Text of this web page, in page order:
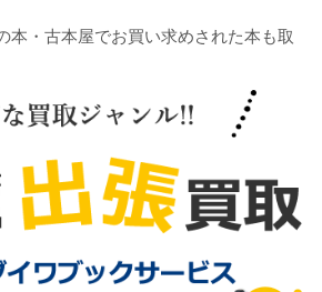
本・古本屋でお買い求めされた本も取